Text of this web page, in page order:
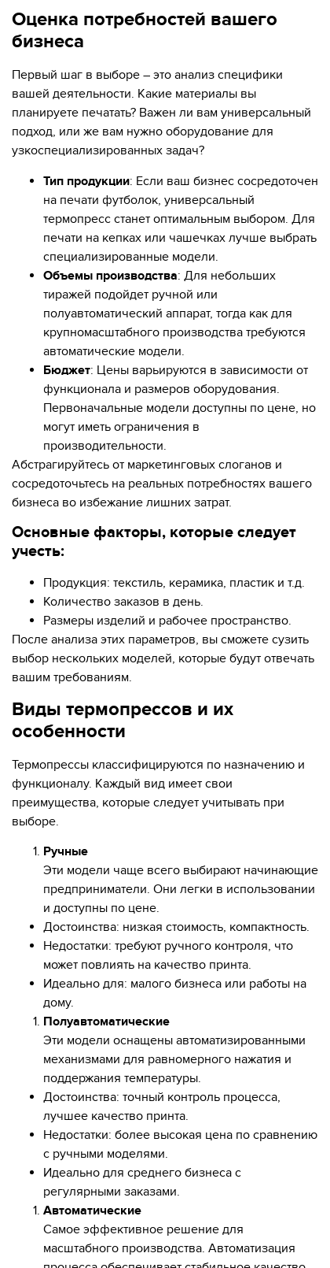
Оценка потребностей вашего
бизнеса
Первый шаг в выборе – это анализ специфики
вашей деятельности. Какие материалы вы
планируете печатать? Важен ли вам универсальный
подход, или же вам нужно оборудование для
узкоспециализированных задач?
Тип продукции: Если ваш бизнес сосредоточен
на печати футболок, универсальный
термопресс станет оптимальным выбором. Для
печати на кепках или чашечках лучше выбрать
специализированные модели.
Объемы производства: Для небольших
тиражей подойдет ручной или
полуавтоматический аппарат, тогда как для
крупномасштабного производства требуются
автоматические модели.
Бюджет: Цены варьируются в зависимости от
функционала и размеров оборудования.
Первоначальные модели доступны по цене, но
могут иметь ограничения в
производительности.
Абстрагируйтесь от маркетинговых слоганов и
сосредоточьтесь на реальных потребностях вашего
бизнеса во избежание лишних затрат.
Основные факторы, которые следует
учесть:
Продукция: текстиль, керамика, пластик и т.д.
Количество заказов в день.
Размеры изделий и рабочее пространство.
После анализа этих параметров, вы сможете сузить
выбор нескольких моделей, которые будут отвечать
вашим требованиям.
Виды термопрессов и их
особенности
Термопрессы классифицируются по назначению и
функционалу. Каждый вид имеет свои
преимущества, которые следует учитывать при
выборе.
Ручные
Эти модели чаще всего выбирают начинающие
предприниматели. Они легки в использовании
и доступны по цене.
Достоинства: низкая стоимость, компактность.
Недостатки: требуют ручного контроля, что
может повлиять на качество принта.
Идеально для: малого бизнеса или работы на
дому.
Полуавтоматические
Эти модели оснащены автоматизированными
механизмами для равномерного нажатия и
поддержания температуры.
Достоинства: точный контроль процесса,
лучшее качество принта.
Недостатки: более высокая цена по сравнению
с ручными моделями.
Идеально для среднего бизнеса с
регулярными заказами.
Автоматические
Самое эффективное решение для
масштабного производства. Автоматизация